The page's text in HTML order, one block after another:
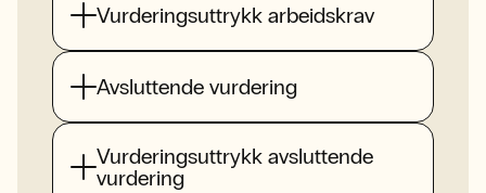
Vurderingsuttrykk arbeidskrav
Avsluttende vurdering
Vurderingsuttrykk avsluttende
vurdering